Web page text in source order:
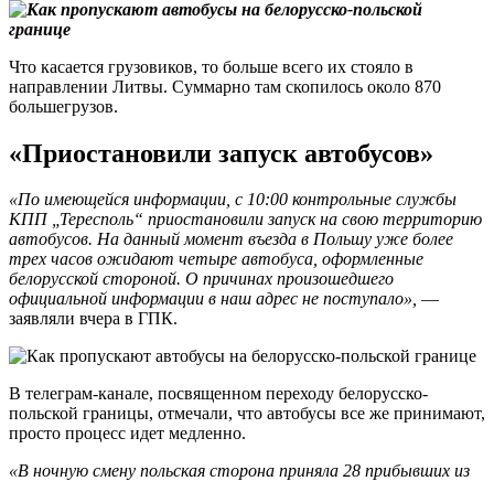
Что касается грузовиков, то больше всего их стояло в
направлении Литвы. Суммарно там скопилось около 870
большегрузов.
«Приостановили запуск автобусов»
«По имеющейся информации, с 10:00 контрольные службы
КПП „Тересполь“ приостановили запуск на свою территорию
автобусов. На данный момент въезда в Польшу уже более
трех часов ожидают четыре автобуса, оформленные
белорусской стороной. О причинах произошедшего
официальной информации в наш адрес не поступало», —
заявляли вчера в ГПК.
В телеграм-канале, посвященном переходу белорусско-
польской границы, отмечали, что автобусы все же принимают,
просто процесс идет медленно.
«В ночную смену польская сторона приняла 28 прибывших из